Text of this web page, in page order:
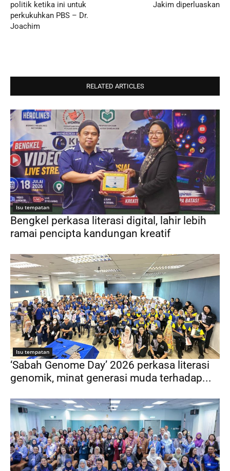
politik ketika ini untuk
perkukuhkan PBS – Dr.
Joachim
Jakim diperluaskan
RELATED ARTICLES
Isu tempatan
Bengkel perkasa literasi digital, lahir lebih
ramai pencipta kandungan kreatif
Isu tempatan
‘Sabah Genome Day’ 2026 perkasa literasi
genomik, minat generasi muda terhadap...